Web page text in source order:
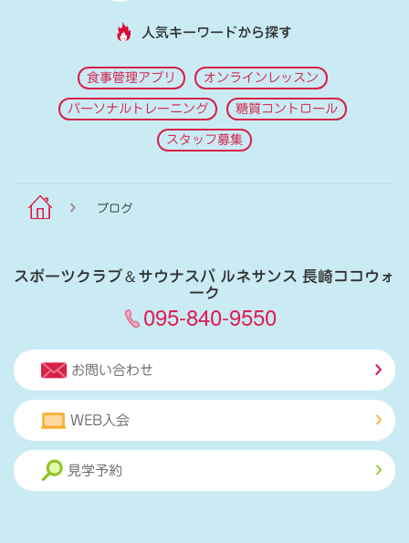
人気キーワードから探す
食事管理アプリ オンラインレッスン
パーソナルトレーニング 糖質コントロール
スタッフ募集
ブログ
スポーツクラブ＆サウナスパ ルネサンス 長崎ココウォ
ーク
095-840-9550
お問い合わせ
WEB入会
見学予約